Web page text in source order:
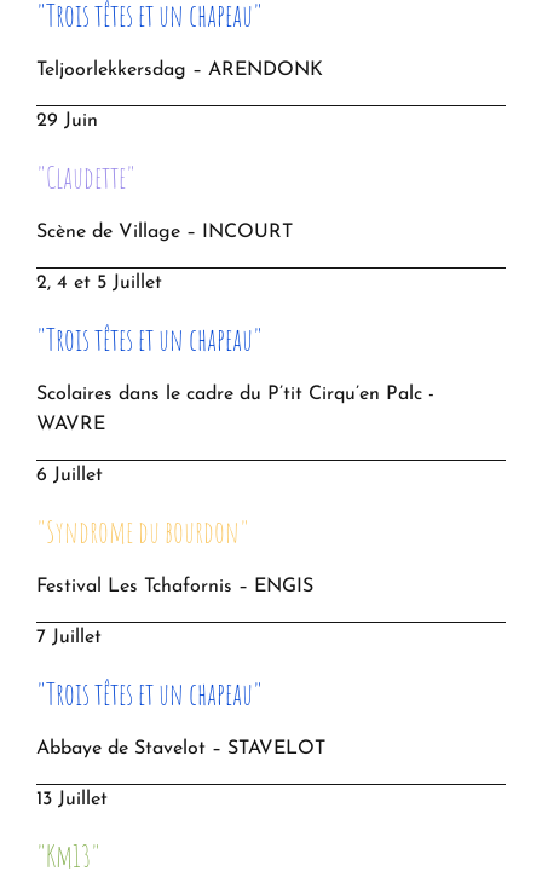
"Trois têtes et un chapeau"
Teljoorlekkersdag – ARENDONK
29 Juin
"Claudette"
Scène de Village – INCOURT
2, 4 et 5 Juillet
"Trois têtes et un chapeau"
Scolaires dans le cadre du P’tit Cirqu’en Palc -
WAVRE
6 Juillet
"Syndrome du bourdon"
Festival Les Tchafornis – ENGIS
7 Juillet
"Trois têtes et un chapeau"
Abbaye de Stavelot – STAVELOT
13 Juillet
"Km13"